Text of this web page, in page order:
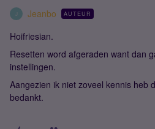
J Jeanbo AUTEUR
Hoifriesian.
Resetten word afgeraden want dan
instellingen.
Aangezien ik niet zoveel kennis heb
bedankt.